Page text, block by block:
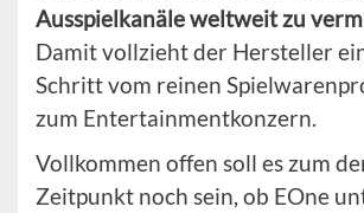
Ausspielkanäle weltweit zu
Damit vollzieht der Hersteller
Schritt vom reinen
zum Entertainmentkonzern.
Vollkommen offen soll es zum
Zeitpunkt noch sein, ob EOne